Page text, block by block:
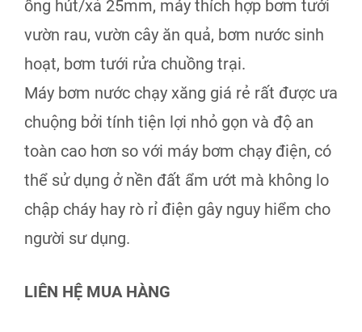
ống hút/xả 25mm, máy thích hợp bơm tưới
vườn rau, vườn cây ăn quả, bơm nước sinh
hoạt, bơm tưới rửa chuồng trại.
Máy bơm nước chạy xăng giá rẻ rất được ưa
chuộng bởi tính tiện lợi nhỏ gọn và độ an
toàn cao hơn so với máy bơm chạy điện, có
thể sử dụng ở nền đất ẩm ướt mà không lo
chập cháy hay rò rỉ điện gây nguy hiểm cho
người sư dụng.
LIÊN HỆ MUA HÀNG